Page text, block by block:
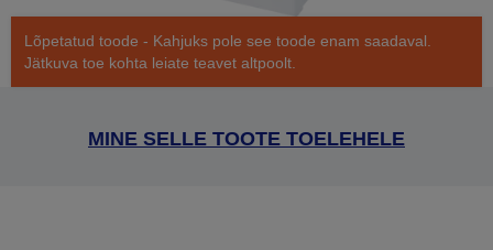
Lõpetatud toode - Kahjuks pole see toode enam saadaval.
Jätkuva toe kohta leiate teavet altpoolt.
MINE SELLE TOOTE TOELEHELE